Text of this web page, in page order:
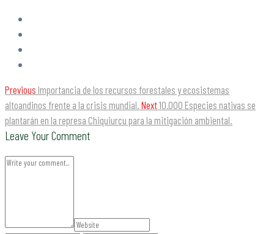
Previous Importancia de los recursos forestales y ecosistemas
altoandinos frente a la crisis mundial. Next10.000 Especies nativas se
plantarán en la represa Chiquiurcu para la mitigación ambiental.
Leave Your Comment